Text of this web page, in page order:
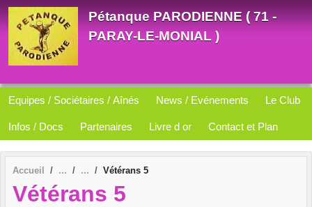
Pétanque PARODIENNE ( 71 -
PARAY-LE-MONIAL )
Equipes / Sociétaires / Aînés News / Evénements Le Club
Infos / Docs Partenaires Livre d or Contact et Plan
Accueil Vétérans 5
Vétérans 5
Panneau de gestion des cookies